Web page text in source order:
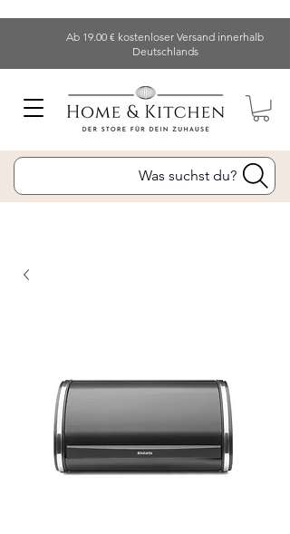
Ab 19.00 € kostenloser Versand innerhalb
Deutschlands
Was suchst du?